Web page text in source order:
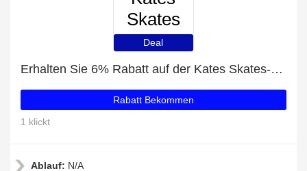
Skates
Deal
Erhalten Sie 6% Rabatt auf der Kates Skates-Website
Rabatt Bekommen
1 klickt
Ablauf: N/A